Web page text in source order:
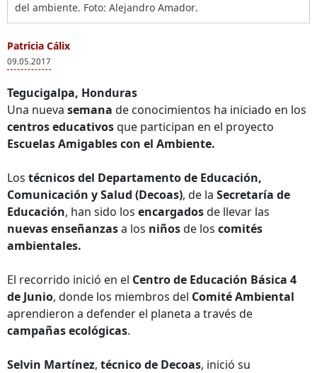
del ambiente. Foto: Alejandro Amador.
Patricia Cálix
09.05.2017
Tegucigalpa, Honduras
Una nueva semana de conocimientos ha iniciado en los
centros educativosque participan en el proyecto
Escuelas Amigables con el Ambiente.
Los técnicos del Departamento de Educación,
Comunicación y Salud (Decoas), de la Secretaría de
Educación, han sido los encargadosde llevar las
nuevas enseñanzasa los niñosde los comités
ambientales.
El recorrido inició en el Centro de Educación Básica 4
de Junio, donde los miembros del Comité Ambiental
aprendieron a defender el planeta a través de
campañas ecológicas.
Selvin Martínez, técnico de Decoas, inició su